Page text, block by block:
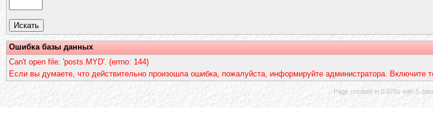
Ошибка базы данных
Can't open file: 'posts.MYD'. (errno: 144)
Если вы думаете, что действительно произошла ошибка, пожалуйста, информируйте администратора. Включите
Page created in 0.076s with 5